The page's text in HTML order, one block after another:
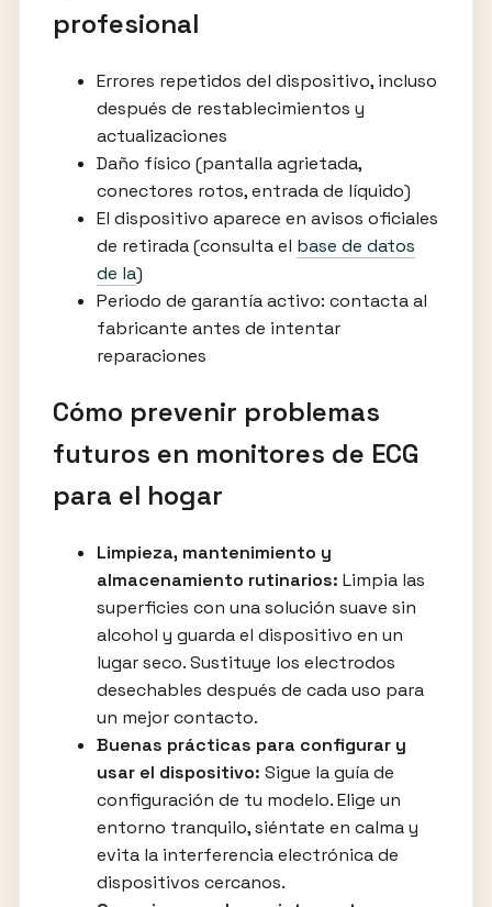
profesional
Errores repetidos del dispositivo, incluso
después de restablecimientos y
actualizaciones
Daño físico (pantalla agrietada,
conectores rotos, entrada de líquido)
El dispositivo aparece en avisos oficiales
de retirada (consulta el base de datos
de la)
Periodo de garantía activo: contacta al
fabricante antes de intentar
reparaciones
Cómo prevenir problemas
futuros en monitores de ECG
para el hogar
Limpieza, mantenimiento y
almacenamiento rutinarios: Limpia las
superficies con una solución suave sin
alcohol y guarda el dispositivo en un
lugar seco. Sustituye los electrodos
desechables después de cada uso para
un mejor contacto.
Buenas prácticas para configurar y
usar el dispositivo: Sigue la guía de
configuración de tu modelo. Elige un
entorno tranquilo, siéntate en calma y
evita la interferencia electrónica de
dispositivos cercanos.